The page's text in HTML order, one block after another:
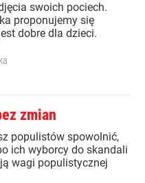
swoich pociech.
proponujemy się
dobre dla dzieci.
zmian
populistów spowolnić,
ich wyborcy do skandali
wagi populistycznej